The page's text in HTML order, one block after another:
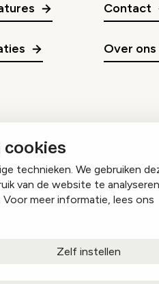
cookies
technieken. We gebruiken
van de website te
meer informatie, lees ons
Zelf instellen
Contact
Over ons